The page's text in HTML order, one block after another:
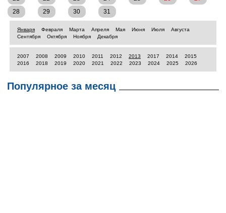
28
29 30 31
Января Февраля Марта Апреля Мая Июня Июля
Августа
Сентября
Октября Ноября Декабря
2007 2008 2009 2010 2011 2012 2013 2017 2014
2015
2016
2018 2019 2020 2021 2022 2023 2024 2025 2026
Популярное за месяц